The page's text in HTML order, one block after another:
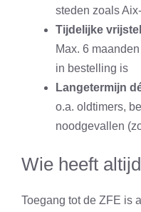
steden zoals
Tijdelijke
Max. 6
in bestelling is
Langetermijn
o.a. oldtimers,
noodgevallen
Wie heeft
Toegang tot de ZFE is